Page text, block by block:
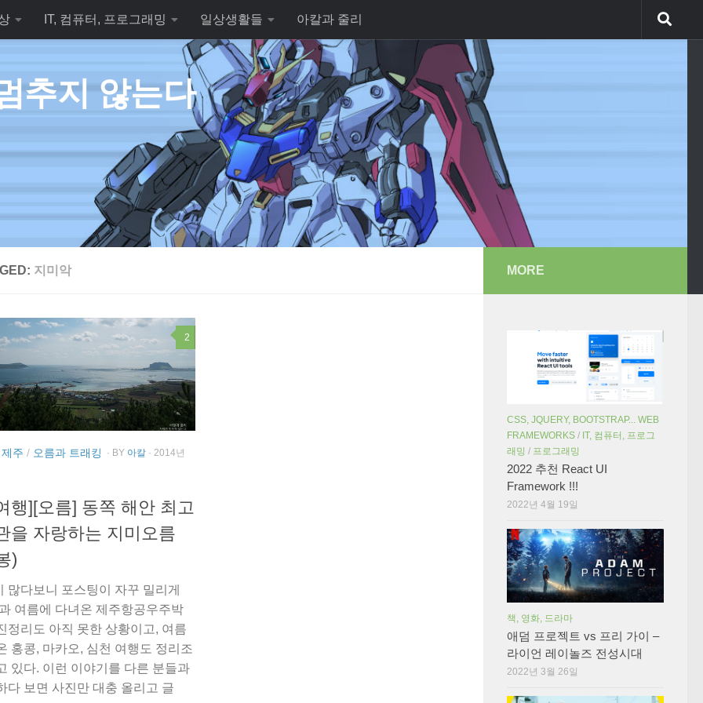
IT, 컴퓨터, 프로그래밍 일상생활들 아칼과 줄리
추지 않는다
지미악
2
주 / 오름과 트래킹 · BY 아칼 · 2014년
행][오름] 동쪽 해안 최고
을 자랑하는 지미오름
)
많다보니 포스팅이 자꾸 밀리게
여름에 다녀온 제주항공우주박
정리도 아직 못한 상황이고, 여름
홍콩, 마카오, 심천 여행도 정리조
있다. 이런 이야기를 다른 분들과
다 보면 사진만 대충 올리고 글
MORE
CSS, JQUERY, BOOTSTRAP... WEB
FRAMEWORKS / IT, 컴퓨터, 프로그
래밍 / 프로그래밍
2022 추천 React UI
Framework !!!
2022년 4월 19일
책, 영화, 드라마
애덤 프로젝트 vs 프리 가이 –
라이언 레이놀즈 전성시대
2022년 3월 26일